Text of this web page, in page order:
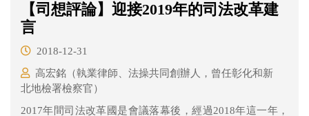
【司想評論】迎接2019年的司法改革建
言
2018-12-31
高宏銘（執業律師、法操共同創辦人，曾任彰化和新
北地檢署檢察官）
2017年間司法改革國是會議落幕後，經過2018年這一年，